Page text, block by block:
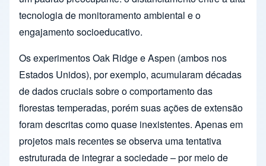
tecnologia de monitoramento ambiental e o
engajamento socioeducativo.
Os experimentos Oak Ridge e Aspen (ambos nos
Estados Unidos), por exemplo, acumularam décadas
de dados cruciais sobre o comportamento das
florestas temperadas, porém suas ações de extensão
foram descritas como quase inexistentes. Apenas em
projetos mais recentes se observa uma tentativa
estruturada de integrar a sociedade – por meio de